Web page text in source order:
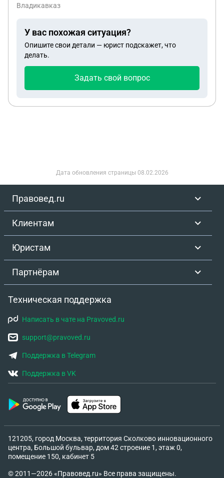
Владикавказ
У вас похожая ситуация?
Опишите свои детали — юрист подскажет, что
делать.
Задать свой вопрос
Дата обновления страницы 08.02.2026
Правовед.ru
Клиентам
Юристам
Партнёрам
Техническая поддержка
Написать в чате на Pravoved.ru
support@pravoved.ru
Поддержка в Telegram
Поддержка в VK
121205, город Москва, территория Сколково инновационного
центра, Большой бульвар, дом 42 строение 1, этаж 0,
помещение 150, кабинет 5
© 2011—2026 «Правовед.ru» Все права защищены.